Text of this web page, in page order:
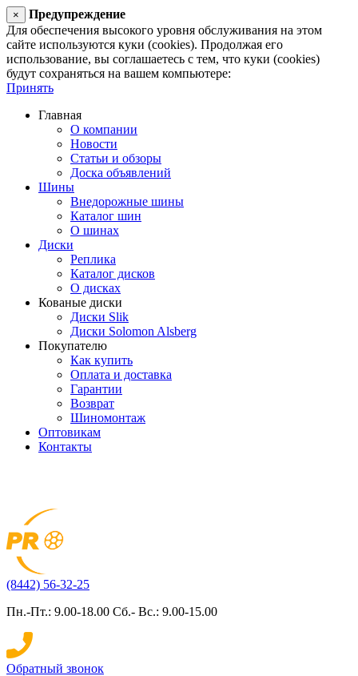
×
Предупреждение
Для обеспечения высокого уровня обслуживания на этом
сайте используются куки (cookies). Продолжая его
использование, вы соглашаетесь с тем, что куки (cookies)
будут сохраняться на вашем компьютере:
Принять
Главная
О компании
Новости
Статьи и обзоры
Доска объявлений
Шины
Внедорожные шины
Каталог шин
О шинах
Диски
Реплика
Каталог дисков
О дисках
Кованые диски
Диски Slik
Диски Solomon Alsberg
Покупателю
Как купить
Оплата и доставка
Гарантии
Возврат
Шиномонтаж
Оптовикам
Контакты
(8442) 56-32-25
Пн.-Пт.: 9.00-18.00 Сб.- Вс.: 9.00-15.00
Обратный звонок